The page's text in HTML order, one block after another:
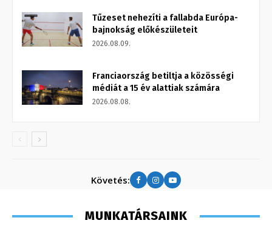
Tűzeset nehezíti a fallabda Európa-
bajnokság előkészületeit
2026.08.09.
Franciaország betiltja a közösségi
médiát a 15 év alattiak számára
2026.08.08.
Követés:
MUNKATÁRSAINK